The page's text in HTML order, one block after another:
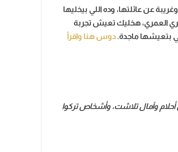
عن عائلتها، وده اللي بيخليها
العمري، هخليك تعيش تجربة
بتعيشها ماجدة.دوس هنا واقرأ
وآمال تلاشت، وأشخاص تركوا